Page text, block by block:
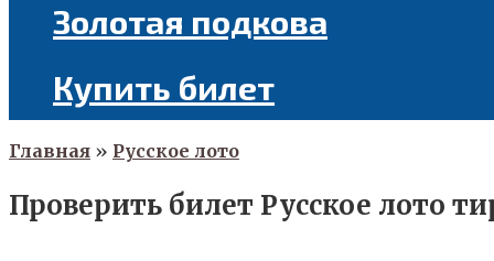
Золотая подкова
Купить билет
Главная » Русское лото
Проверить билет Русское лото